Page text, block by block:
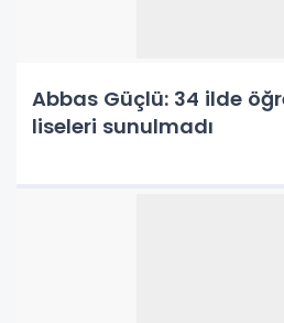
Abbas Güçlü: 34 ilde
liseleri sunulmadı